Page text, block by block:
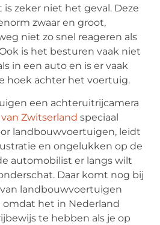
zeker niet het geval. Deze
zwaar en groot,
niet zo snel reageren als
is het besturen vaak niet
in een auto en is er vaak
hoek achter het voertuig.
een achteruitrijcamera
van Zwitserland speciaal
landbouwvoertuigen, leidt
en ongelukken op de
automobilist er langs wilt
Daar komt nog bij
landbouwvoertuigen
omdat het in Nederland
te hebben als je op